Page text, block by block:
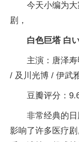
今天小编为
剧，
白色巨塔 白
主演：唐泽
/ 及川光博 / 伊武
豆瓣评分：
非常经典的
影响了许多医疗